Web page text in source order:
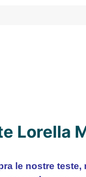
Lorella
le nostre teste,